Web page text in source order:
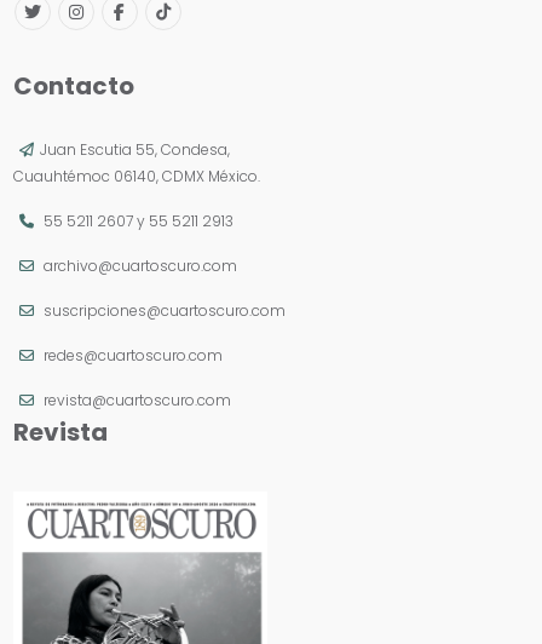
Contacto
Juan Escutia 55, Condesa,
Cuauhtémoc 06140, CDMX México.
55 5211 2607y 55 5211 2913
archivo@cuartoscuro.com
suscripciones@cuartoscuro.com
redes@cuartoscuro.com
revista@cuartoscuro.com
Revista